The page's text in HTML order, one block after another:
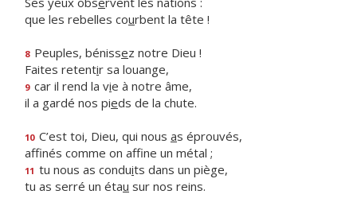
que les rebelles courbent la tête !
8 Peuples, bénissez notre Dieu !
Faites retentir sa louange,
9 car il rend la vie à notre âme,
il a gardé nos pieds de la chute.
10 C’est toi, Dieu, qui nous as éprouvés,
affinés comme on affne un métal ;
11 tu nous as conduits dans un piège,
tu as serré un étau sur nos reins.